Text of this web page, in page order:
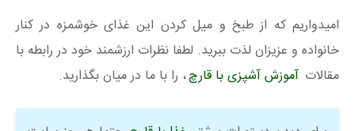
امیدواریم که از طبخ و میل کردن این غذای خوشمزه در کنار
خانواده و عزیزان لذت ببرید. لطفا نظرات ارزشمند خود در رابطه با
مقالات آموزش آشپزی با قارچ، را با ما در میان بگذارید.